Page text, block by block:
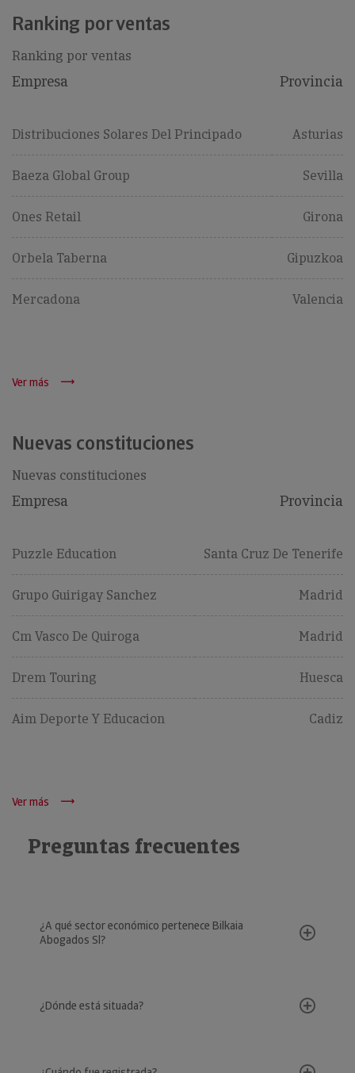
Ranking por ventas
Ranking por ventas
Empresa Provincia
Distribuciones Solares Del Principado Asturias
Baeza Global Group Sevilla
Ones Retail Girona
Orbela Taberna Gipuzkoa
Mercadona Valencia
Ver más
Nuevas constituciones
Nuevas constituciones
Empresa Provincia
Puzzle Education Santa Cruz De Tenerife
Grupo Guirigay Sanchez Madrid
Cm Vasco De Quiroga Madrid
Drem Touring Huesca
Aim Deporte Y Educacion Cadiz
Ver más
Preguntas frecuentes
¿A qué sector económico pertenece Bilkaia
Abogados Sl?
¿Dónde está situada?